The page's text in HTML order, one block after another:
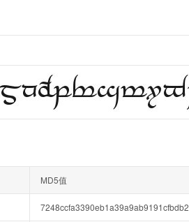
MD5值
7248ccfa3390eb1a39a9ab9191cfbdb2